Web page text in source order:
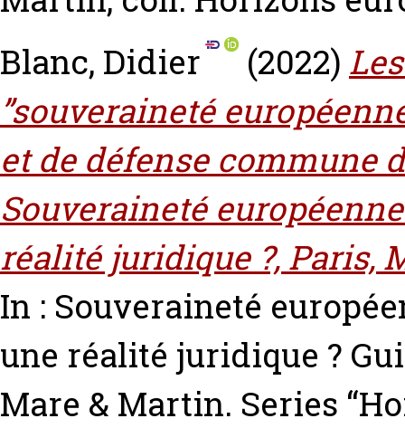
Blanc, Didier
(2022)
”souveraineté
et de défense commune
Souveraineté
réalité juridique ?, Paris,
In : Souveraineté
une réalité juridique ?
Mare & Martin. Series